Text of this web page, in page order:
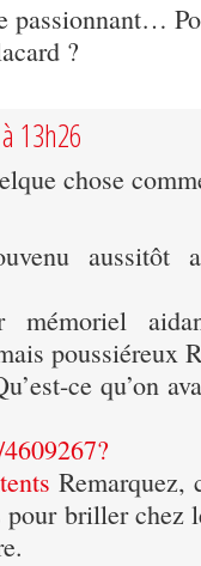
?
13h26
chose
aussitôt
mémoriel
poussiéreux
ce qu’on
Remarquez,
briller chez